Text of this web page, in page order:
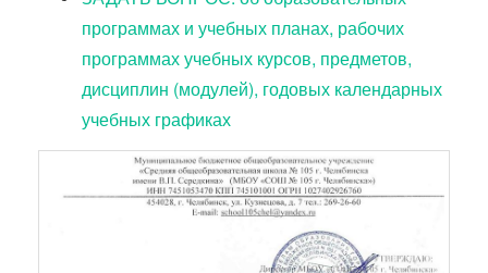
программах и учебных планах, рабочих
программах учебных курсов, предметов,
дисциплин (модулей), годовых календарных
учебных графиках